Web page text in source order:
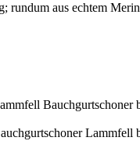
rundum aus echtem